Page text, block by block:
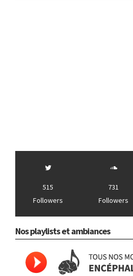
515
Followers
731
Followers
Nos playlists et ambiances